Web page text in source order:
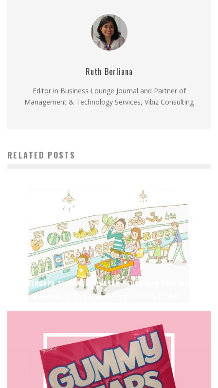
Ruth Berliana
Editor in Business Lounge Journal and Partner of
Management & Technology Services, Vibiz Consulting
RELATED POSTS
MENGAPA TINGKAT KEPUASAN PELANGGAN PENTING?
Marketing and Service